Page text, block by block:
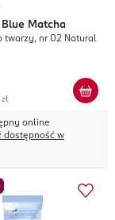
Blue Matcha
twarzy, nr 02 Natural
online
dostępność w